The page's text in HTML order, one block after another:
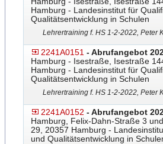
Hamburg - Landesinstitut für
Qualitätsentwicklung in Schulen
Lehrertraining f. HS 1-2-2022, Peter
2241A0151 - Abrufangebot
Hamburg - Isestraße, Isestraße
Hamburg - Landesinstitut für
Qualitätsentwicklung in Schulen
Lehrertraining f. HS 1-2-2022, Peter
2241A0152 - Abrufangebot
Hamburg, Felix-Dahn-Straße 3
29, 20357 Hamburg -
und Qualitätsentwicklung in